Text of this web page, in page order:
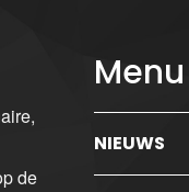
de
Menu
NIEUWS